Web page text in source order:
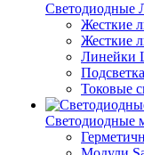
Светодиодные
Жесткие
Жесткие
Линейки
Токовые
Светодиодные